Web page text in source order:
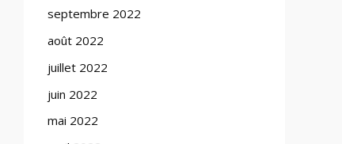
septembre 2022
août 2022
juillet 2022
juin 2022
mai 2022